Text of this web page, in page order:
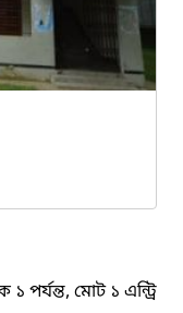
পর্যন্ত, মোট ১ এন্ট্রি